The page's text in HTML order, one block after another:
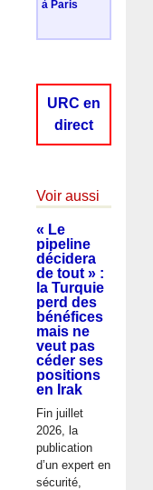
à Paris
URC en
direct
Voir aussi
« Le
pipeline
décidera
de tout » :
la Turquie
perd des
bénéfices
mais ne
veut pas
céder ses
positions
en Irak
Fin juillet
2026, la
publication
d’un expert en
sécurité,